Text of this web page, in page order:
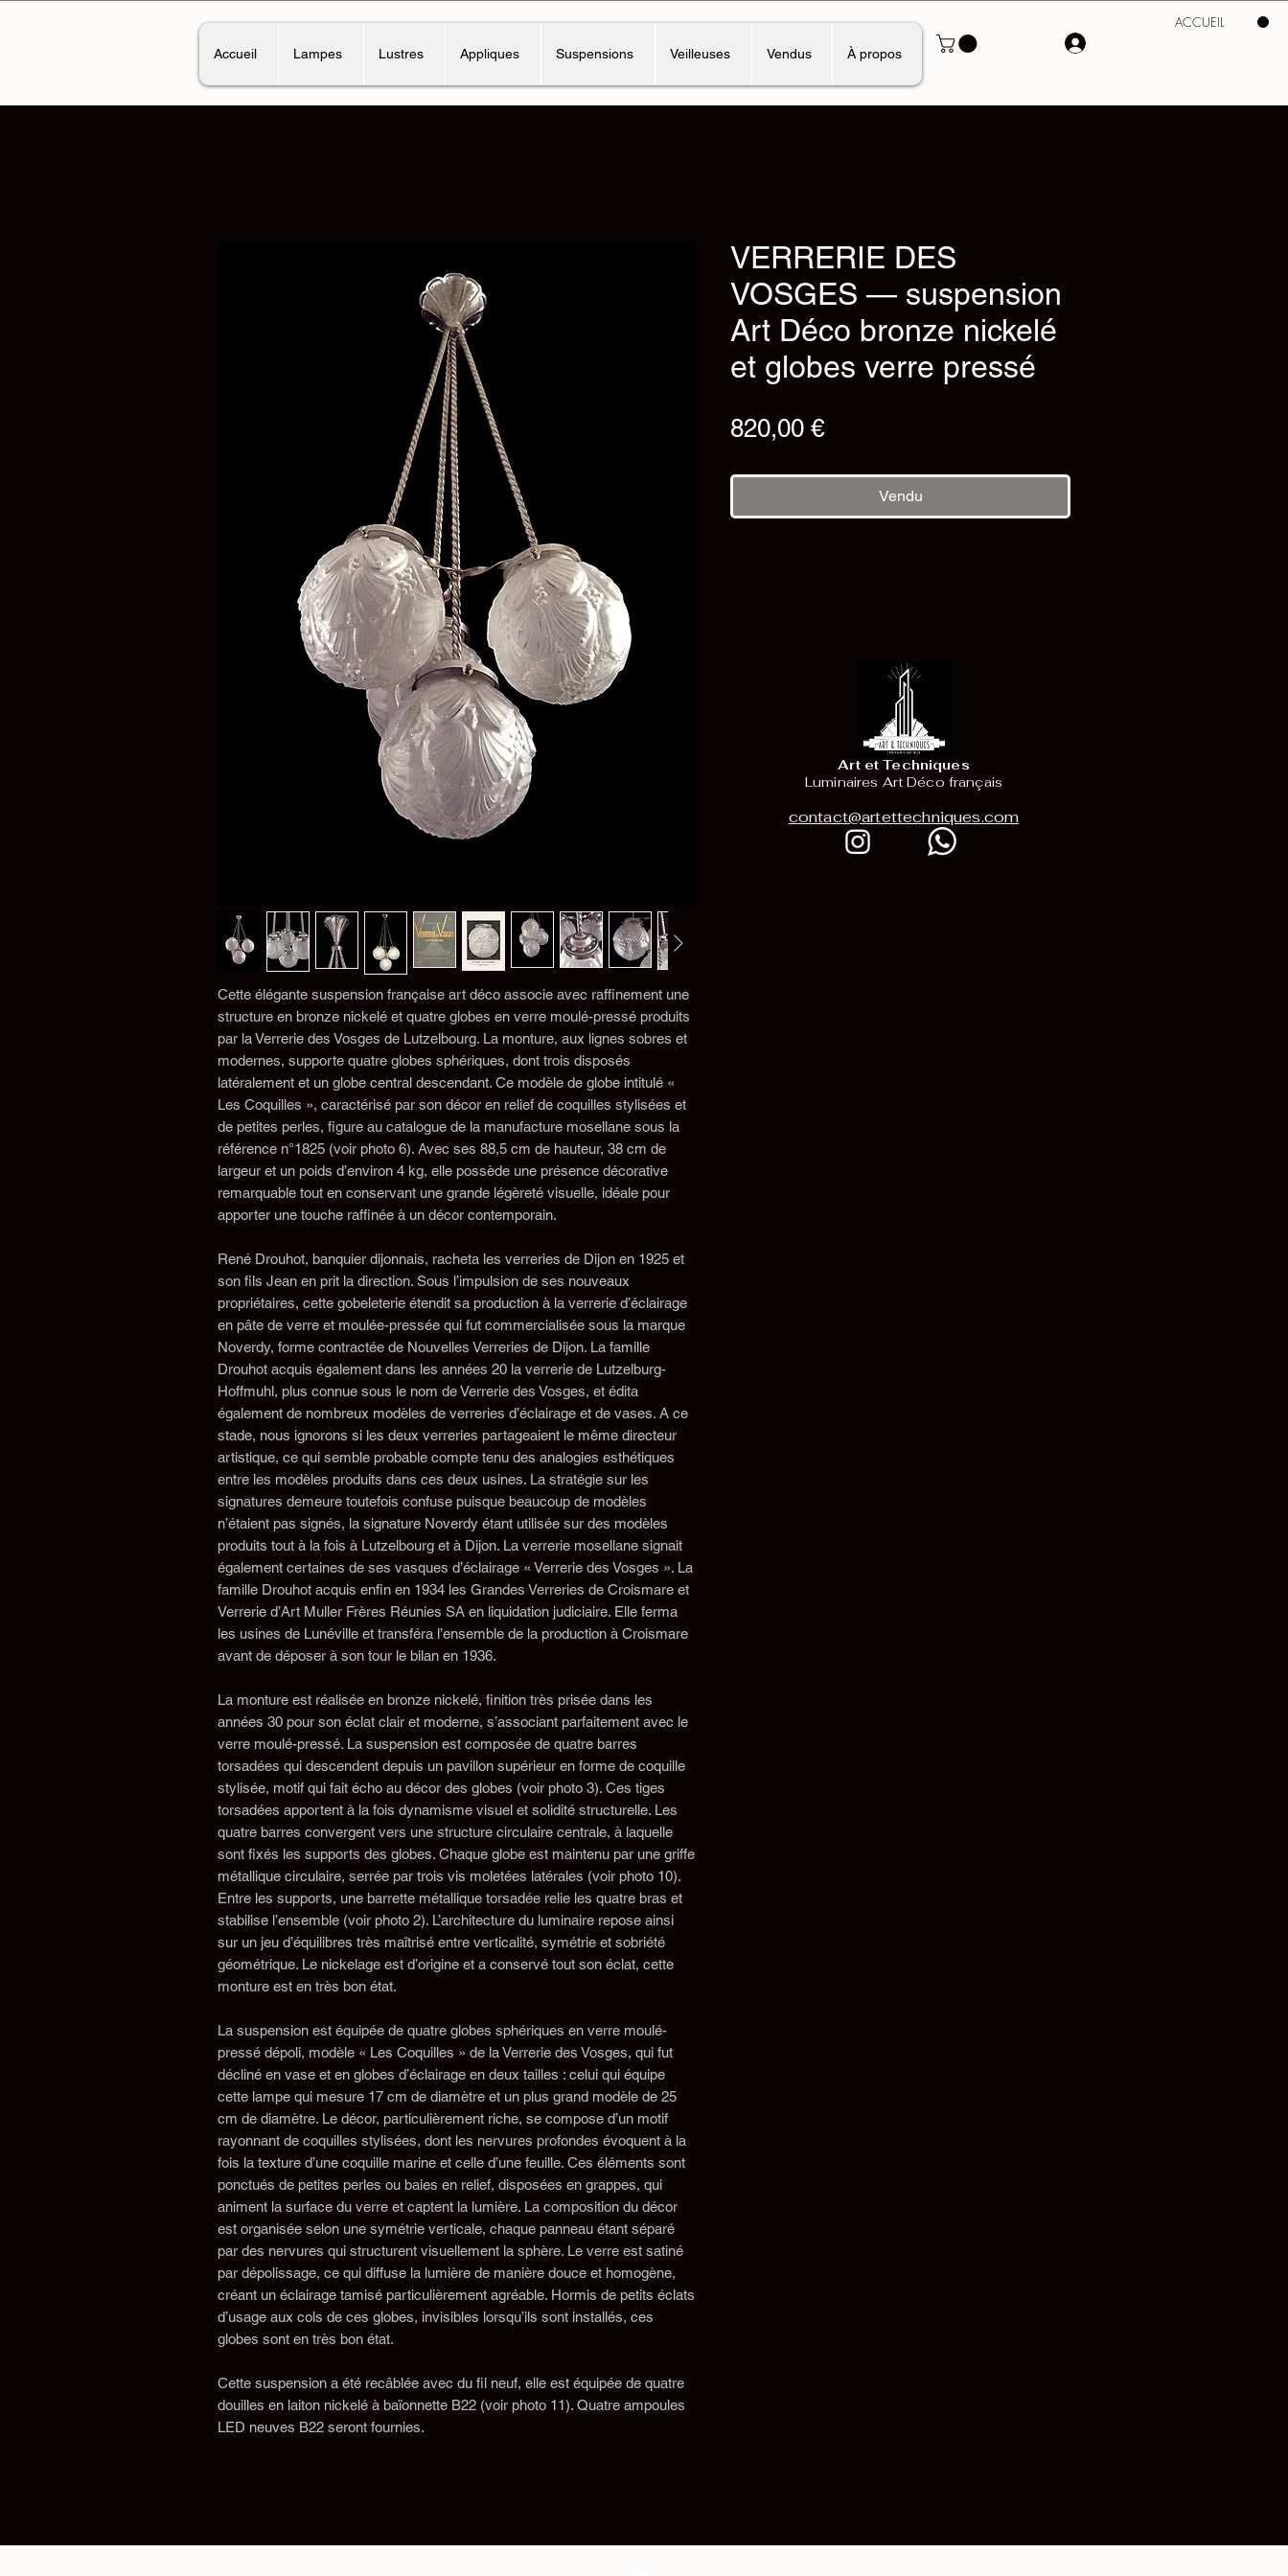
Accueil Lampes Lustres Appliques Suspensions Veilleuses Vendus À propos
ACCUEIL
Cette élégante suspension française art déco associe avec raffinement une
structure en bronze nickelé et quatre globes en verre moulé-pressé produits
par la Verrerie des Vosges de Lutzelbourg. La monture, aux lignes sobres et
modernes, supporte quatre globes sphériques, dont trois disposés
latéralement et un globe central descendant. Ce modèle de globe intitulé «
Les Coquilles », caractérisé par son décor en relief de coquilles stylisées et
de petites perles, figure au catalogue de la manufacture mosellane sous la
référence n°1825 (voir photo 6). Avec ses 88,5 cm de hauteur, 38 cm de
largeur et un poids d’environ 4 kg, elle possède une présence décorative
remarquable tout en conservant une grande légèreté visuelle, idéale pour
apporter une touche raffinée à un décor contemporain.
René Drouhot, banquier dijonnais, racheta les verreries de Dijon en 1925 et
son fils Jean en prit la direction. Sous l’impulsion de ses nouveaux
propriétaires, cette gobeleterie étendit sa production à la verrerie d’éclairage
en pâte de verre et moulée-pressée qui fut commercialisée sous la marque
Noverdy, forme contractée de Nouvelles Verreries de Dijon. La famille
Drouhot acquis également dans les années 20 la verrerie de Lutzelburg-
Hoffmuhl, plus connue sous le nom de Verrerie des Vosges, et édita
également de nombreux modèles de verreries d’éclairage et de vases. A ce
stade, nous ignorons si les deux verreries partageaient le même directeur
artistique, ce qui semble probable compte tenu des analogies esthétiques
entre les modèles produits dans ces deux usines. La stratégie sur les
signatures demeure toutefois confuse puisque beaucoup de modèles
n’étaient pas signés, la signature Noverdy étant utilisée sur des modèles
produits tout à la fois à Lutzelbourg et à Dijon. La verrerie mosellane signait
également certaines de ses vasques d’éclairage « Verrerie des Vosges ». La
famille Drouhot acquis enfin en 1934 les Grandes Verreries de Croismare et
Verrerie d’Art Muller Frères Réunies SA en liquidation judiciaire. Elle ferma
les usines de Lunéville et transféra l’ensemble de la production à Croismare
avant de déposer à son tour le bilan en 1936.
La monture est réalisée en bronze nickelé, finition très prisée dans les
années 30 pour son éclat clair et moderne, s’associant parfaitement avec le
verre moulé-pressé. La suspension est composée de quatre barres
torsadées qui descendent depuis un pavillon supérieur en forme de coquille
stylisée, motif qui fait écho au décor des globes (voir photo 3). Ces tiges
torsadées apportent à la fois dynamisme visuel et solidité structurelle. Les
quatre barres convergent vers une structure circulaire centrale, à laquelle
sont fixés les supports des globes. Chaque globe est maintenu par une griffe
métallique circulaire, serrée par trois vis moletées latérales (voir photo 10).
Entre les supports, une barrette métallique torsadée relie les quatre bras et
stabilise l’ensemble (voir photo 2). L’architecture du luminaire repose ainsi
sur un jeu d’équilibres très maîtrisé entre verticalité, symétrie et sobriété
géométrique. Le nickelage est d’origine et a conservé tout son éclat, cette
monture est en très bon état.
La suspension est équipée de quatre globes sphériques en verre moulé-
pressé dépoli, modèle « Les Coquilles » de la Verrerie des Vosges, qui fut
décliné en vase et en globes d’éclairage en deux tailles : celui qui équipe
cette lampe qui mesure 17 cm de diamètre et un plus grand modèle de 25
cm de diamètre. Le décor, particulièrement riche, se compose d’un motif
rayonnant de coquilles stylisées, dont les nervures profondes évoquent à la
fois la texture d’une coquille marine et celle d’une feuille. Ces éléments sont
ponctués de petites perles ou baies en relief, disposées en grappes, qui
animent la surface du verre et captent la lumière. La composition du décor
est organisée selon une symétrie verticale, chaque panneau étant séparé
par des nervures qui structurent visuellement la sphère. Le verre est satiné
par dépolissage, ce qui diffuse la lumière de manière douce et homogène,
créant un éclairage tamisé particulièrement agréable. Hormis de petits éclats
d’usage aux cols de ces globes, invisibles lorsqu’ils sont installés, ces
globes sont en très bon état.
Cette suspension a été recâblée avec du fil neuf, elle est équipée de quatre
douilles en laiton nickelé à baïonnette B22 (voir photo 11). Quatre ampoules
LED neuves B22 seront fournies.
VERRERIE DES
VOSGES — suspension
Art Déco bronze nickelé
et globes verre pressé
820,00 €Prix
Vendu
Art et Techniques
Luminaires Art Déco français
contact@artettechniques.com